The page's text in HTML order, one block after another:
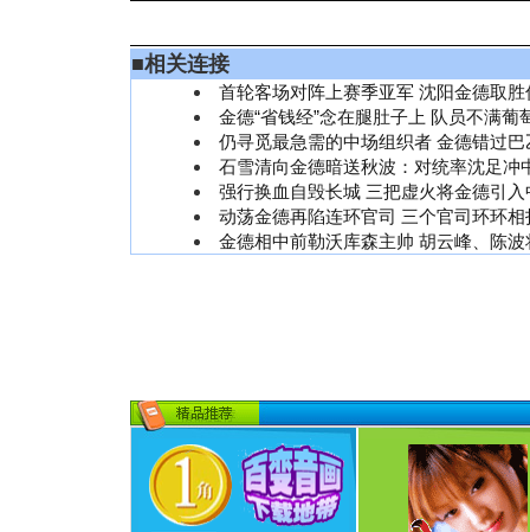
■相关连接
首轮客场对阵上赛季亚军 沈阳金德取
金德“省钱经”念在腿肚子上 队员不满葡
仍寻觅最急需的中场组织者 金德错过
石雪清向金德暗送秋波：对统率沈足冲
强行换血自毁长城 三把虚火将金德引
动荡金德再陷连环官司 三个官司环环
金德相中前勒沃库森主帅 胡云峰、陈